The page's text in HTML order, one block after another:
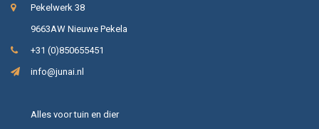
Pekelwerk 38
9663AW Nieuwe Pekela
+31 (0)850655451
info@junai.nl
Alles voor tuin en dier